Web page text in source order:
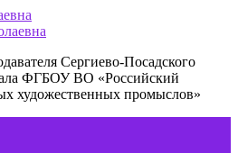
Сергиево-Посадского
ФГБОУ ВО «Российский
художественных промыслов»